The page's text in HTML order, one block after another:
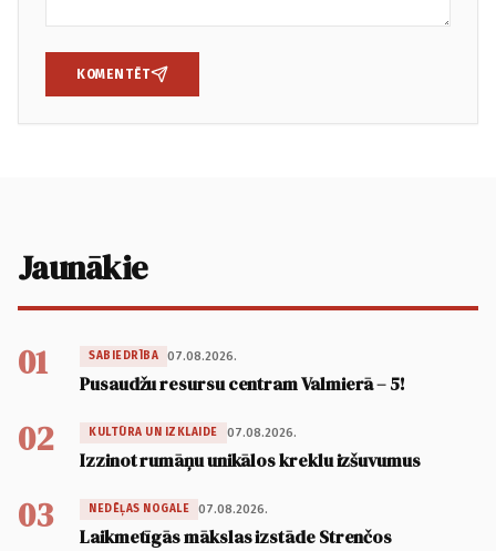
KOMENTĒT
Jaunākie
01 SABIEDRĪBA 07.08.2026.
Pusaudžu resursu centram Valmierā – 5!
02 KULTŪRA UN IZKLAIDE 07.08.2026.
Izzinot rumāņu unikālos kreklu izšuvumus
03 NEDĒĻAS NOGALE 07.08.2026.
Laikmetīgās mākslas izstāde Strenčos